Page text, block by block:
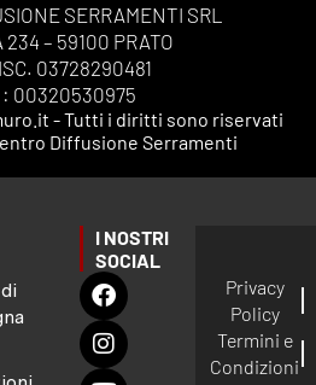
SERRAMENTI SRL
234 – 59100 PRATO
03728290481
: 00320530975
- Tutti i diritti sono riservati
Diffusione Serramenti
I NOSTRI
SOCIAL
Privacy
Policy
Termini e
Condizioni